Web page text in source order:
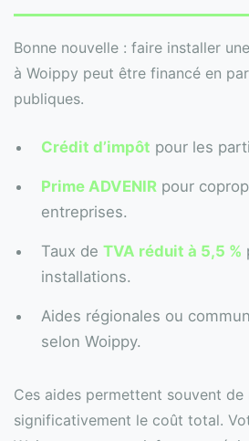
Bonne nouvelle : faire installer une
à Woippy peut être financé en
publiques.
Crédit d’impôt pour les
Prime ADVENIR pour
entreprises.
Taux de TVA réduit à 5,5 %
installations.
Aides régionales ou
selon Woippy.
Ces aides permettent souvent de
significativement le coût total.